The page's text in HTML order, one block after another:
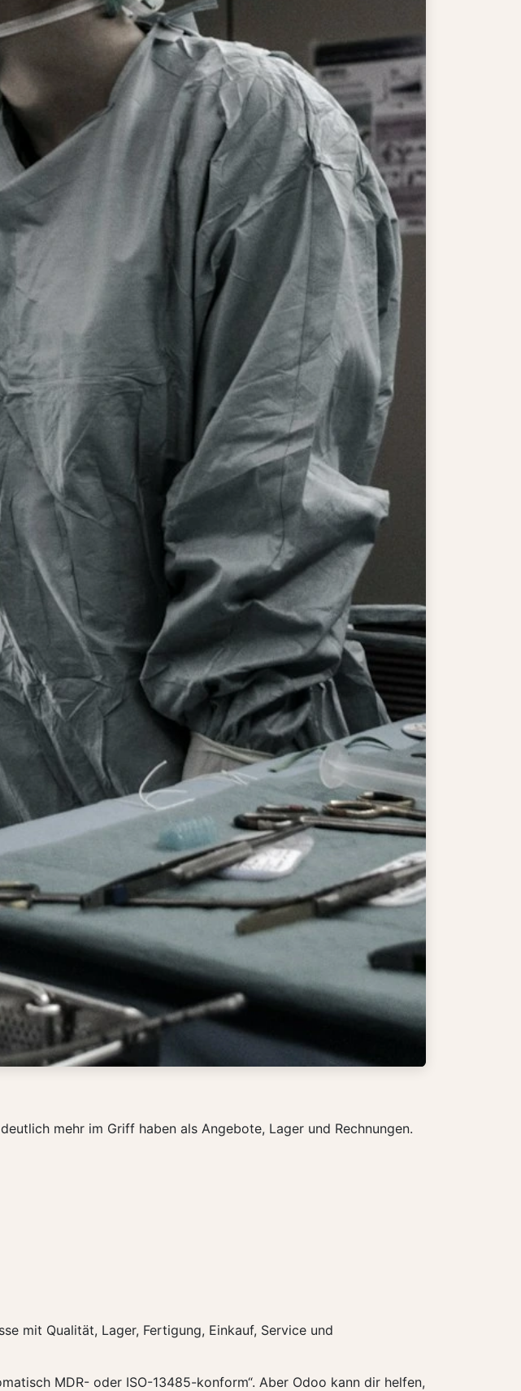
mehr im Griff haben als Angebote, Lager und Rechnungen.
mit Qualität, Lager, Fertigung, Einkauf, Service und
MDR- oder ISO-13485-konform“. Aber Odoo kann dir helfen,